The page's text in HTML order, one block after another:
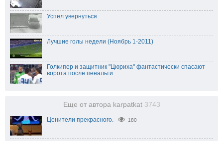
Успел увернуться
Лучшие голы недели (Ноябрь 1-2011)
Голкипер и защитник "Цюриха" фантастически спасают
ворота после пенальти
Еще от автора karpatkat 3743
Ценители прекрасного. 180